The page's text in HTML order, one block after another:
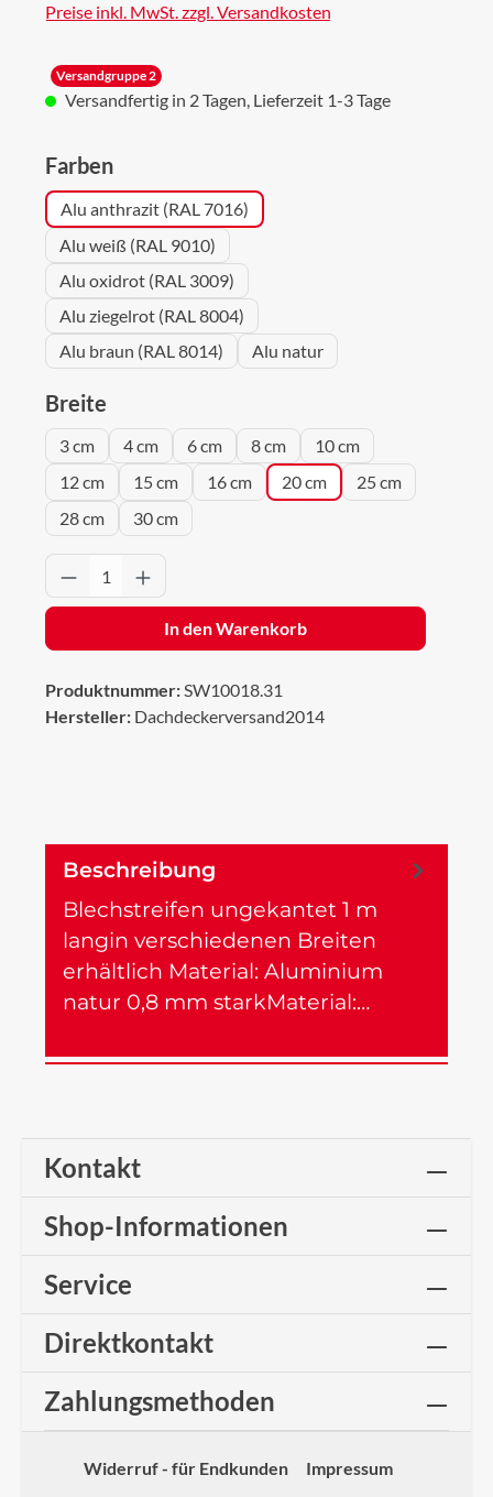
Preise inkl. MwSt. zzgl. Versandkosten
Versandgruppe 2
Versandfertig in 2 Tagen, Lieferzeit 1-3 Tage
Farbenauswählen
Alu anthrazit (RAL 7016)
Alu weiß (RAL 9010)
Alu oxidrot (RAL 3009)
Alu ziegelrot (RAL 8004)
Alu braun (RAL 8014)
Alu natur
Breite
3 cm 4 cm 6 cm 8 cm
10 cm
12 cm
15 cm 16 cm 20 cm
25 cm
28 cm
30 cm
Produkt Anzahl: Gib den gewünschten
In den Warenkorb
Produktnummer:SW10018.31
Hersteller: Dachdeckerversand2014
Beschreibung
Blechstreifen ungekantet 1 m
langin verschiedenen Breiten
erhältlich Material: Aluminium
natur 0,8 mm starkMaterial:…
Kontakt
Shop-Informationen
Service
Direktkontakt
Zahlungsmethoden
Widerruf - für Endkunden
Impressum